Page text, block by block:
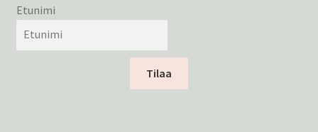
Etunimi
Tilaa